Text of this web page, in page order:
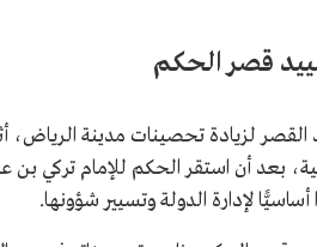
قصر الحكم
لزيادة تحصينات مدينة الرياض،
بعد أن استقر الحكم للإمام تركي
أساسيًّا لإدارة الدولة وتسيير شؤونها.